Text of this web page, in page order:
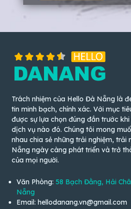
Trách nhiệm của Hello Đà Nẵng là
tin minh bạch, chính xác. Với mục
được sự lựa chọn đúng đắn trước
dịch vụ nào đó. Chúng tôi mong
nhau chia sẻ những trải nghiệm, trải
Nẵng ngày càng phát triển và trở
của mọi người.
Văn Phòng: 58 Bạch Đằng, Hải
Nẵng
Email: hellodanang.vn@gmail.com